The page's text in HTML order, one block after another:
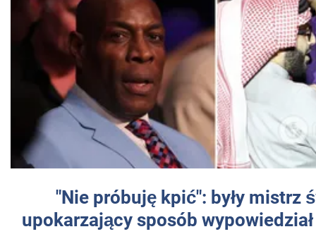
"Nie próbuję kpić": były mistrz
upokarzający sposób